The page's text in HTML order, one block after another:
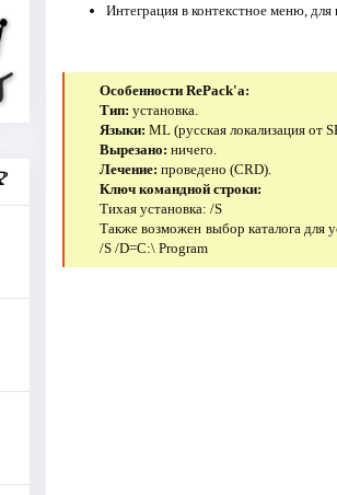
Интеграция в контекстное меню,
Особенности RePack'a:
Тип: установка.
Языки: ML (русская локализация от
Вырезано: ничего.
Лечение: проведено (CRD).
Ключ командной строки:
Тихая установка: /S
Также возможен выбор каталога для
/S /D=C:\ Program